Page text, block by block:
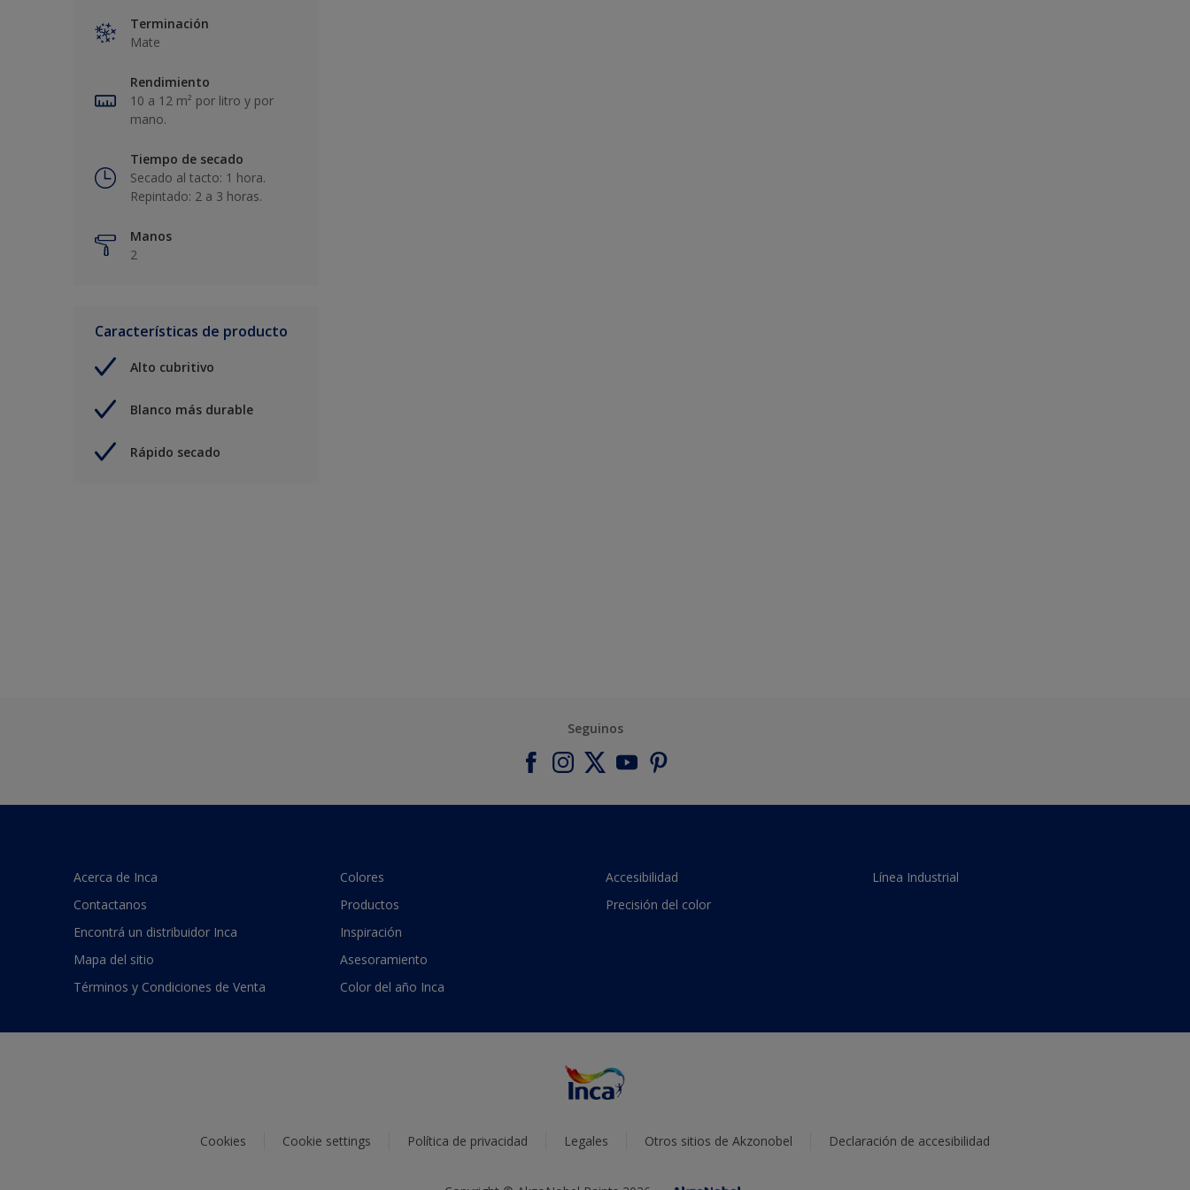
Terminación
Mate
Rendimiento
10 a 12 m² por litro y por
mano.
Tiempo de secado
Secado al tacto: 1 hora.
Repintado: 2 a 3 horas.
Manos
2
Características de producto
Alto cubritivo
Blanco más durable
Rápido secado
Seguinos
Acerca de Inca
Contactanos
Encontrá un distribuidor Inca
Mapa del sitio
Términos y Condiciones de Venta
Colores
Productos
Inspiración
Asesoramiento
Color del año Inca
Accesibilidad
Precisión del color
Línea Industrial
Cookies Cookie settings Política de privacidad Legales Otros sitios de Akzonobel Declaración de accesibilidad